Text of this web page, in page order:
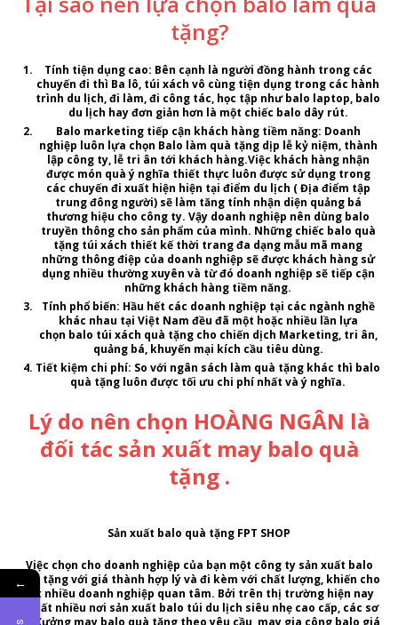
tặng?
Tính tiện dụng cao: Bên cạnh là người đồng hành trong các
chuyến đi thì Ba lô, túi xách vô cùng tiện dụng trong các hành
trình du lịch, đi làm, đi công tác, học tập như balo laptop, balo
du lịch hay đơn giản hơn là một chiếc balo dây rút.
Balo marketing tiếp cận khách hàng tiềm năng: Doanh
nghiệp luôn lựa chọn Balo làm quà tặngdịp lễ kỷ niệm, thành
lập công ty, lễ tri ân tới khách hàng.Việc khách hàng nhận
được món quà ý nghĩa thiết thực luôn được sử dụng trong
các chuyến đi xuất hiện hiện tại điểm du lịch ( Địa điểm tập
trung đông người) sẽ làm tăng tính nhận diện quảng bá
thương hiệu cho công ty. Vậy doanh nghiệp nên dùng balo
truyền thông cho sản phẩm của mình. Những chiếc balo quà
tặng túi xách thiết kế thời trang đa dạng mẫu mã mang
những thông điệp của doanh nghiệp sẽ được khách hàng sử
dụng nhiều thường xuyên và từ đó doanh nghiệp sẽ tiếp cận
những khách hàng tiềm năng.
Tính phổ biến: Hầu hết các doanh nghiệp tại các ngành nghề
khác nhau tại Việt Nam đều đã một hoặc nhiều lần lựa
chọn balo túi xách quà tặngcho chiến dịch Marketing, tri ân,
quảng bá, khuyến mại kích cầu tiêu dùng.
Tiết kiệm chi phí: So với ngân sách làm quà tặng khác thì balo
quà tặng luôn được tối ưu chi phí nhất và ý nghĩa.
Lý do nên chọn HOÀNG NGÂN là
đối tác sản xuất may balo quà
tặng .
Sản xuất balo quà tặng FPT SHOP
Việc chọn cho doanh nghiệp của bạn một công ty sản xuất balo
quà tặngvới giá thành hợp lý và đi kèm với chất lượng, khiến cho
rất nhiều doanh nghiệp quan tâm. Bởi trên thị trường hiện nay
có rất nhiều nơi sản xuất balo túi du lịch siêu nhẹ cao cấp, các sơ
←